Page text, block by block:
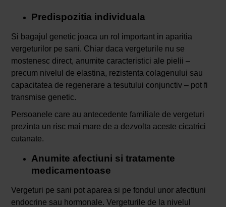
Predispozitia individuala
Si bagajul genetic joaca un rol important in aparitia
vergeturilor pe sani. Chiar daca vergeturile nu se
mostenesc direct, anumite caracteristici ale pielii –
precum nivelul de elastina, rezistenta colagenului sau
capacitatea de regenerare a tesutului conjunctiv – pot fi
transmise genetic.
Persoanele care au antecedente familiale de vergeturi
prezinta un risc mai mare de a dezvolta aceste cicatrici
cutanate.
Anumite afectiuni si tratamente
medicamentoase
Vergeturi pe sani pot aparea si pe fondul unor afectiuni
endocrine sau hormonale. Vergeturile de la nivelul